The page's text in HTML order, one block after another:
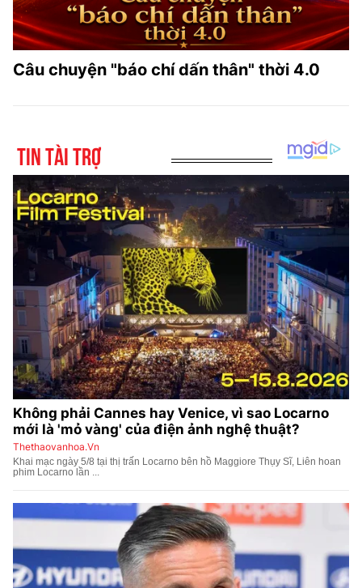
Câu chuyện "báo chí dấn thân" thời 4.0